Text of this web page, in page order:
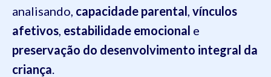
analisando, capacidade parental vínculos
afetivos estabilidade emocional e
preservação do desenvolvimento integral da
criança